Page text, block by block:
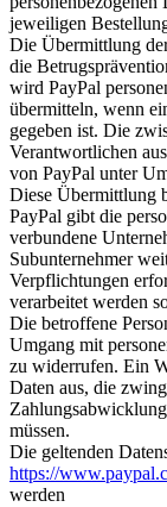
jeweiligen
Die Übermittlung
die
wird PayPal
übermitteln, wenn
gegeben ist. Die
Verantwortlichen
von PayPal unter
Diese Übermittlung
PayPal gibt die
verbundene
Subunternehmer
Verpflichtungen
verarbeitet werden
Die betroffene
Umgang mit
zu widerrufen. Ein
Daten aus, die
müssen.
Die geltenden
https://
werden